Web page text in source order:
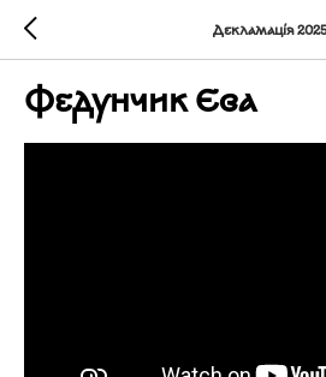
Декламація 2025
Федунчик Єва